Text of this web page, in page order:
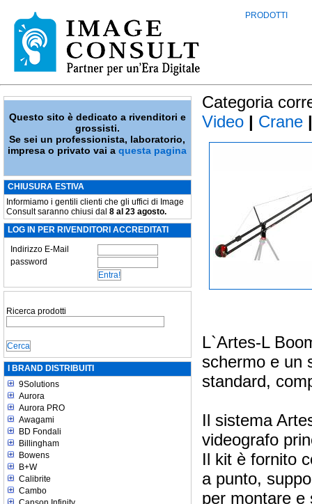
PRODOTTI
Questo sito è dedicato a rivenditori e
grossisti.
Se sei un professionista, laboratorio,
impresa o privato vai aquesta pagina
CHIUSURA ESTIVA
Informiamo i gentili clienti che gli uffici di Image
Consult saranno chiusi dal 8 al 23 agosto.
LOG IN PER RIVENDITORI ACCREDITATI
Indirizzo E-Mail
password
Ricerca prodotti
I BRAND DISTRIBUITI
9Solutions
Aurora
Aurora PRO
Awagami
BD Fondali
Billingham
Bowens
B+W
Calibrite
Cambo
Categoria
Video | Crane |
L`Artes-L
schermo e un
standard,
Il sistema
videografo
Il kit è fornito
a punto,
per montare e